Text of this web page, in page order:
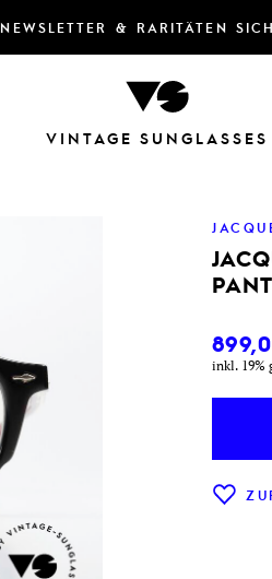
NEWSLETTER & RARITÄTEN
VINTAGE SUNGLASSES
inkl. 19%